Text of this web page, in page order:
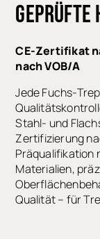
GEPRÜFTE
CE-Zertifikat
nach VOB/A
Jede Fuchs-
Stahl- und
Zertifizierung
Präqualifikation
Materialien,
Qualität – für